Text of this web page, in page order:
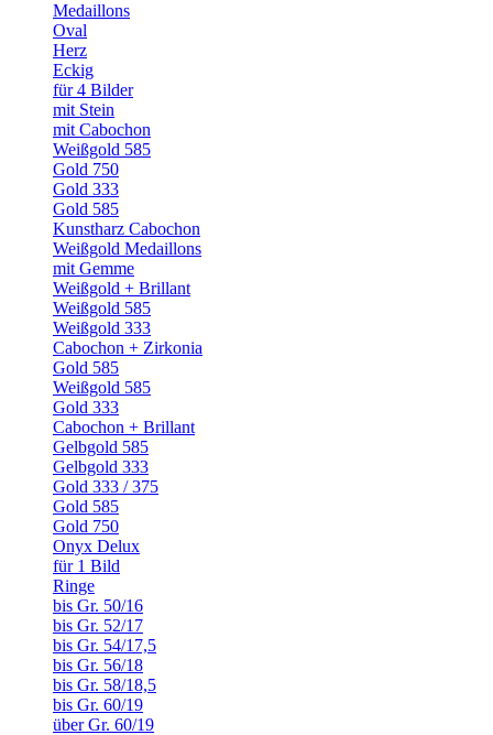
Medaillons
Oval
Herz
Eckig
für 4 Bilder
mit Stein
mit Cabochon
Weißgold 585
Gold 750
Gold 333
Gold 585
Kunstharz Cabochon
Weißgold Medaillons
mit Gemme
Weißgold + Brillant
Weißgold 585
Weißgold 333
Cabochon + Zirkonia
Gold 585
Weißgold 585
Gold 333
Cabochon + Brillant
Gelbgold 585
Gelbgold 333
Gold 333 / 375
Gold 585
Gold 750
Onyx Delux
für 1 Bild
Ringe
bis Gr. 50/16
bis Gr. 52/17
bis Gr. 54/17,5
bis Gr. 56/18
bis Gr. 58/18,5
bis Gr. 60/19
über Gr. 60/19